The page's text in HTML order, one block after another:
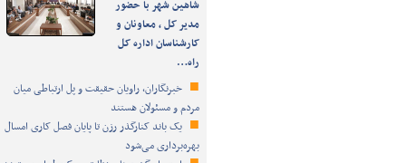
شاهین شهر با حضور
مدیر کل ، معاونان و
کارشناسان اداره کل
راه…
خبرنگاران، راویان حقیقت و پل ارتباطی میان
مردم و مسئولان هستند
یک باند کنارگذر رزن تا پایان فصل کاری امسال
بهره‌برداری می‌شود